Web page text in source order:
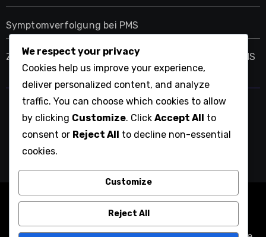
Symptomverfolgung bei PMS
Zyklus-Synchronisation für das Management von PMS
standup-pages.ch
Copyright © All rights reserved |Blogariseby
Themeansar
We respect your privacy
Cookies help us improve your experience,
deliver personalized content, and analyze
traffic. You can choose which cookies to allow
by clicking Customize. Click Accept All to
consent or Reject All to decline non-essential
cookies.
Customize
Reject All